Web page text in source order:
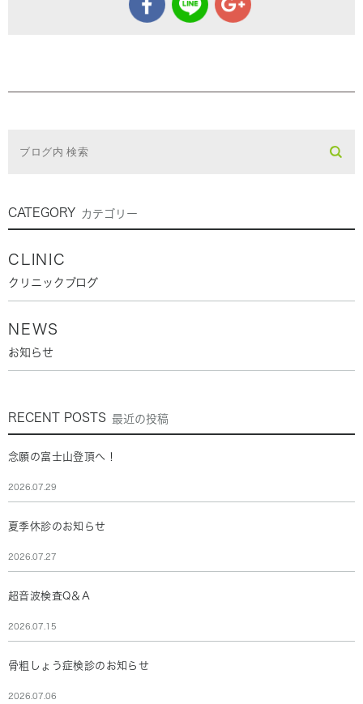
CATEGORY カテゴリー
CLINIC
クリニックブログ
NEWS
お知らせ
RECENT POSTS 最近の投稿
念願の富士山登頂へ！
2026.07.29
夏季休診のお知らせ
2026.07.27
超音波検査Q＆A
2026.07.15
骨粗しょう症検診のお知らせ
2026.07.06